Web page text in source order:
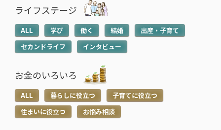
ライフステージ
ALL 学び 働く 結婚
出産・子育て
セカンドライフ
インタビュー
お金のいろいろ
ALL 暮らしに役立つ
子育てに役立つ
住まいに役立つ
お悩み相談